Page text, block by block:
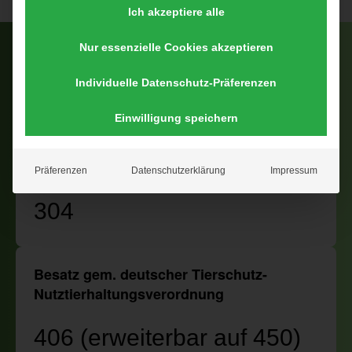
Die wichtigsten Fakten:
Besatz gem. EG ÖkoVo
304
Besatz gem. deutscher Tierschutz-
Nutztierhaltungsverordnung
406 (erweiterbar auf 450)
Ich akzeptiere alle
Nur essenzielle Cookies akzeptieren
Individuelle Datenschutz-Präferenzen
Einwilligung speichern
Präferenzen Datenschutzerklärung Impressum